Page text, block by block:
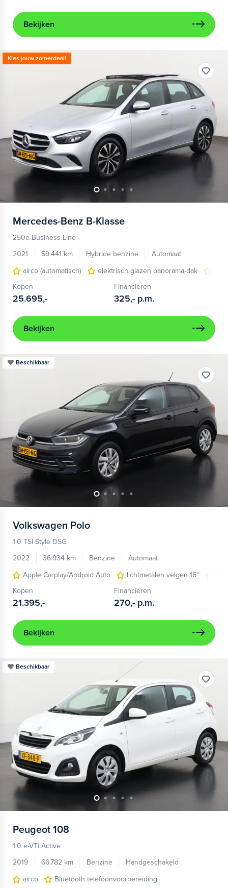
Bekijken
Kies jouw zomerdeal!
Mercedes-Benz B-Klasse
250e Business Line
2021
59.441 km Hybride benzine
Automaat
airco (automatisch)
elektrisch glazen panorama-dak
Kopen
25.695,-
Financieren
325,- p.m.
Bekijken
Beschikbaar
Volkswagen Polo
1.0 TSI Style DSG
2022
36.934 km Benzine
Automaat
Apple Carplay/Android Auto
lichtmetalen velgen 16"
Kopen
21.395,-
Financieren
270,- p.m.
Bekijken
Beschikbaar
Peugeot 108
1.0 e-VTi Active
2019
66.782 km Benzine
Handgeschakeld
airco
Bluetooth telefoonvoorbereiding